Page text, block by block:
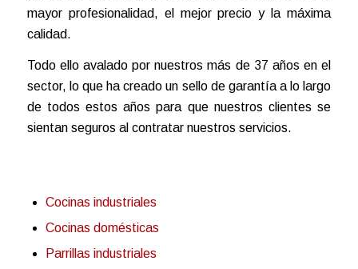
mayor profesionalidad, el mejor precio y la máxima
calidad.
Todo ello avalado por nuestros más de 37 años en el
sector, lo que ha creado un sello de garantía a lo largo
de todos estos años para que nuestros clientes se
sientan seguros al contratar nuestros servicios.
Cocinas industriales
Cocinas domésticas
Parrillas industriales